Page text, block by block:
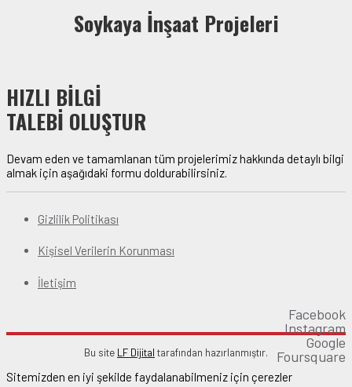
Soykaya İnşaat Projeleri
HIZLI BİLGİ
TALEBİ OLUŞTUR
Devam eden ve tamamlanan tüm projelerimiz hakkında detaylı bilgi
almak için aşağıdaki formu doldurabilirsiniz.
Gizlilik Politikası
Kişisel Verilerin Korunması
İletişim
Facebook
Instagram
Google
Foursquare
Bu site LF Dijital tarafından hazırlanmıştır.
Sitemizden en iyi şekilde faydalanabilmeniz için çerezler